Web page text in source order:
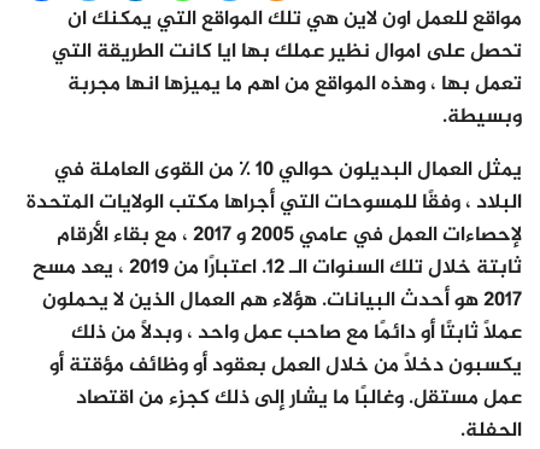
مواقع للعمل اون لاين هي تلك المواقع التي يمكنك ان
تحصل على اموال نظير عملك بها ايا كانت الطريقة التي
تعمل بها ، وهذه المواقع من اهم ما يميزها انها مجربة
وبسيطة.
يمثل العمال البديلون حوالي 10 ٪ من القوى العاملة في
البلاد ، وفقًا للمسوحات التي أجراها مكتب الولايات المتحدة
لإحصاءات العمل في عامي 2005 و 2017 ، مع بقاء الأرقام
ثابتة خلال تلك السنوات الـ 12. اعتبارًا من 2019 ، يعد مسح
2017 هو أحدث البيانات. هؤلاء هم العمال الذين لا يحملون
عملاً ثابتًا أو دائمًا مع صاحب عمل واحد ، وبدلاً من ذلك
يكسبون دخلاً من خلال العمل بعقود أو وظائف مؤقتة أو
عمل مستقل. وغالبًا ما يشار إلى ذلك كجزء من اقتصاد
الحفلة.